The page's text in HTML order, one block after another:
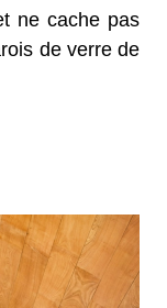
ne cache pas
de verre de